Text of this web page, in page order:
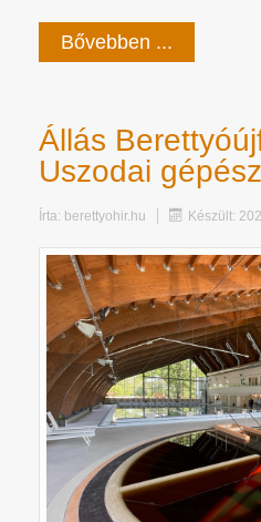
Bővebben ...
Állás
Uszodai gépész
Írta: berettyohir.hu Készült: